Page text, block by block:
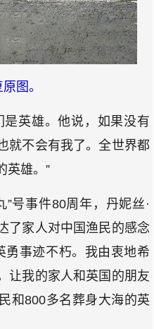
图。
是英雄。他说，如果没有
就不会有我了。全世界都
英雄。”
”号事件80周年，丹妮丝·
了家人对中国渔民的感念
勇事迹不朽。我由衷地希
让我的家人和英国的朋友
和800多名葬身大海的英